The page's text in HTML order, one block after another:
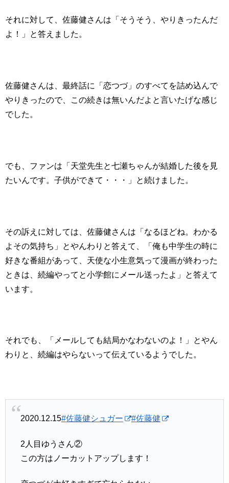
それに対して、佐藤健さんは「そうそう、やりきったんだ
よ！」と答えました。
佐藤健さんは、最終話に「恋つづ」のすべてを詰め込んで
やりきったので、この続きは無いんだよと言いたげな感じ
でした。
でも、ファンは「天堂先生と七瀬ちゃんが結婚した後を見
たいんです。子供ができて・・・」と続けました。
その訴えに対しては、佐藤健さんは「なるほどね。わかる
よその気持ち」とやんわりと答えて、「俺も中学生の時に
好きな番組があって、天使な小生意気って漫画が終わった
ときは、続編やってと小学館にメール送ったよ」と答えて
います。
それでも、「メールしても結局かなわないのよ！」とやん
わりと、続編はやらないって伝えているようでした。
2020.12.15#佐藤健シュガー #佐藤健
2人目ゆうさん②
この方はノーカットアップします！